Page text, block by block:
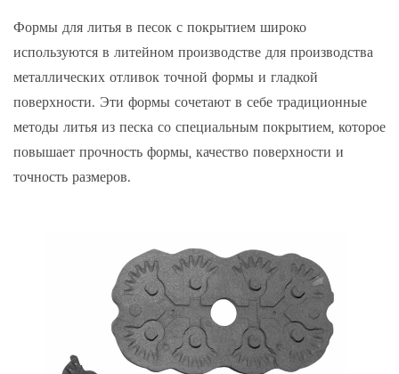
Формы для литья в песок с покрытиемшироко
используются в литейном производстве для производства
металлических отливок точной формы и гладкой
поверхности. Эти формы сочетают в себе традиционные
методы литья из песка со специальным покрытием, которое
повышает прочность формы, качество поверхности и
точность размеров.